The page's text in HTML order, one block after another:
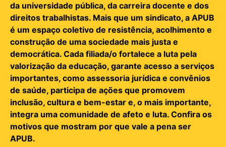
da universidade pública, da carreira docente e dos
direitos trabalhistas. Mais que um sindicato, a APUB
é um espaço coletivo de resistência, acolhimento e
construção de uma sociedade mais justa e
democrática. Cada filiada/o fortalece a luta pela
valorização da educação, garante acesso a serviços
importantes, como assessoria jurídica e convênios
de saúde, participa de ações que promovem
inclusão, cultura e bem-estar e, o mais importante,
integra uma comunidade de afeto e luta. Confira os
motivos que mostram por que vale a pena ser
APUB.